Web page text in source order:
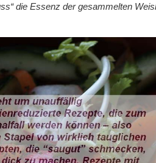
die Essenz der gesammelten